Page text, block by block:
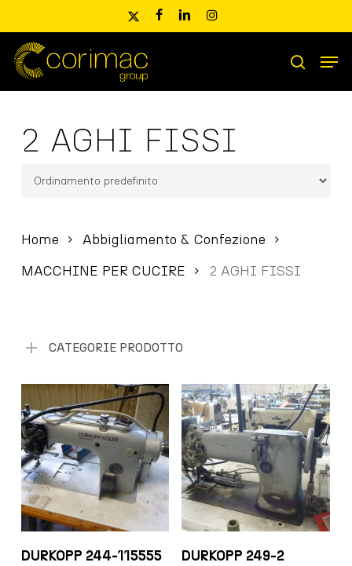
main
content
x-
facebooklinkedininstagram
Ricerca
prodotti
search
2 AGHI FISSI
Home
Abbigliamento & Confezione
MACCHINE PER CUCIRE
2 AGHI FISSI
CATEGORIE PRODOTTO
DURKOPP 244-115555
DURKOPP 249-2